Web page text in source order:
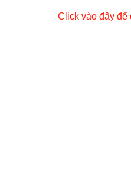
Click vào đây để